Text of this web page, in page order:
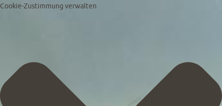
Cookie-Zustimmung verwalten